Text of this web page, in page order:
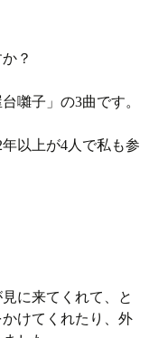
？
囃子」の3曲です。
以上が4人で私も参
に来てくれて、と
けてくれたり、外